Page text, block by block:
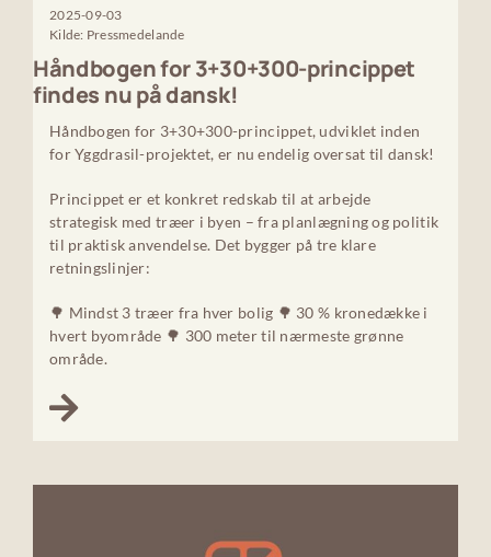
2025-09-03
Kilde: Pressmedelande
Håndbogen for 3+30+300-princippet
findes nu på dansk!
Håndbogen for 3+30+300-princippet, udviklet inden
for Yggdrasil-projektet, er nu endelig oversat til dansk!
Princippet er et konkret redskab til at arbejde
strategisk med træer i byen – fra planlægning og politik
til praktisk anvendelse. Det bygger på tre klare
retningslinjer:
🌳 Mindst 3 træer fra hver bolig 🌳 30 % kronedække i
hvert byområde 🌳 300 meter til nærmeste grønne
område.